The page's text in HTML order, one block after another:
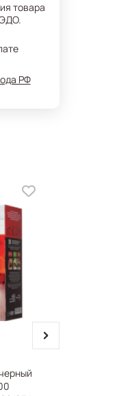
товара
РФ
next